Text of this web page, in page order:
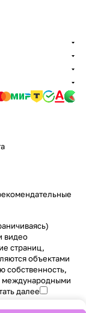
видео
страниц,
объектами
собственность,
международными
далее